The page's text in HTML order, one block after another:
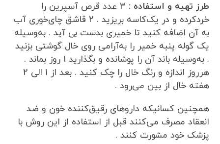
طرز تهیه و استفاده :
3 عدد قرص آسپرین را
خردکرده و در یک‌کاسه بریزید . 2 قاشق چای‌خوری آب
به آن اضافه کنید تا خمیری بدست بی آید . به‌وسیله
یک گوله پنبه خمیر را به‌آرامی روی خال گوشتی بزنید
. به‌وسیله باند آن را پوشانده و بگذارید 1 روز بماند .
هرروز اندازه و رنگ خال را چک کنید . بعد از 1 الی 2
هفته خال از بین می‌رود .
همچنین کسانیکه داروهای رقیق‌کننده خون و ضد
انعقاد مصرف می‌کنند قبل از استفاده از این روش با
پزشک خود مشورت کنند .